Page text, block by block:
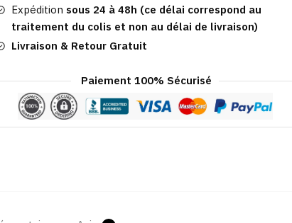
Expédition sous 24 à 48h (ce délai correspond au
traitement du colis et non au délai de livraison)
Livraison & Retour Gratuit
Paiement 100% Sécurisé